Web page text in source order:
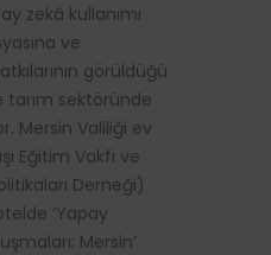
zekâ kullanımı
ve
görüldüğü
tarım sektöründe
Mersin Valiliği ev
Eğitim Vakfı ve
Derneği)
‘Yapay
Mersin’